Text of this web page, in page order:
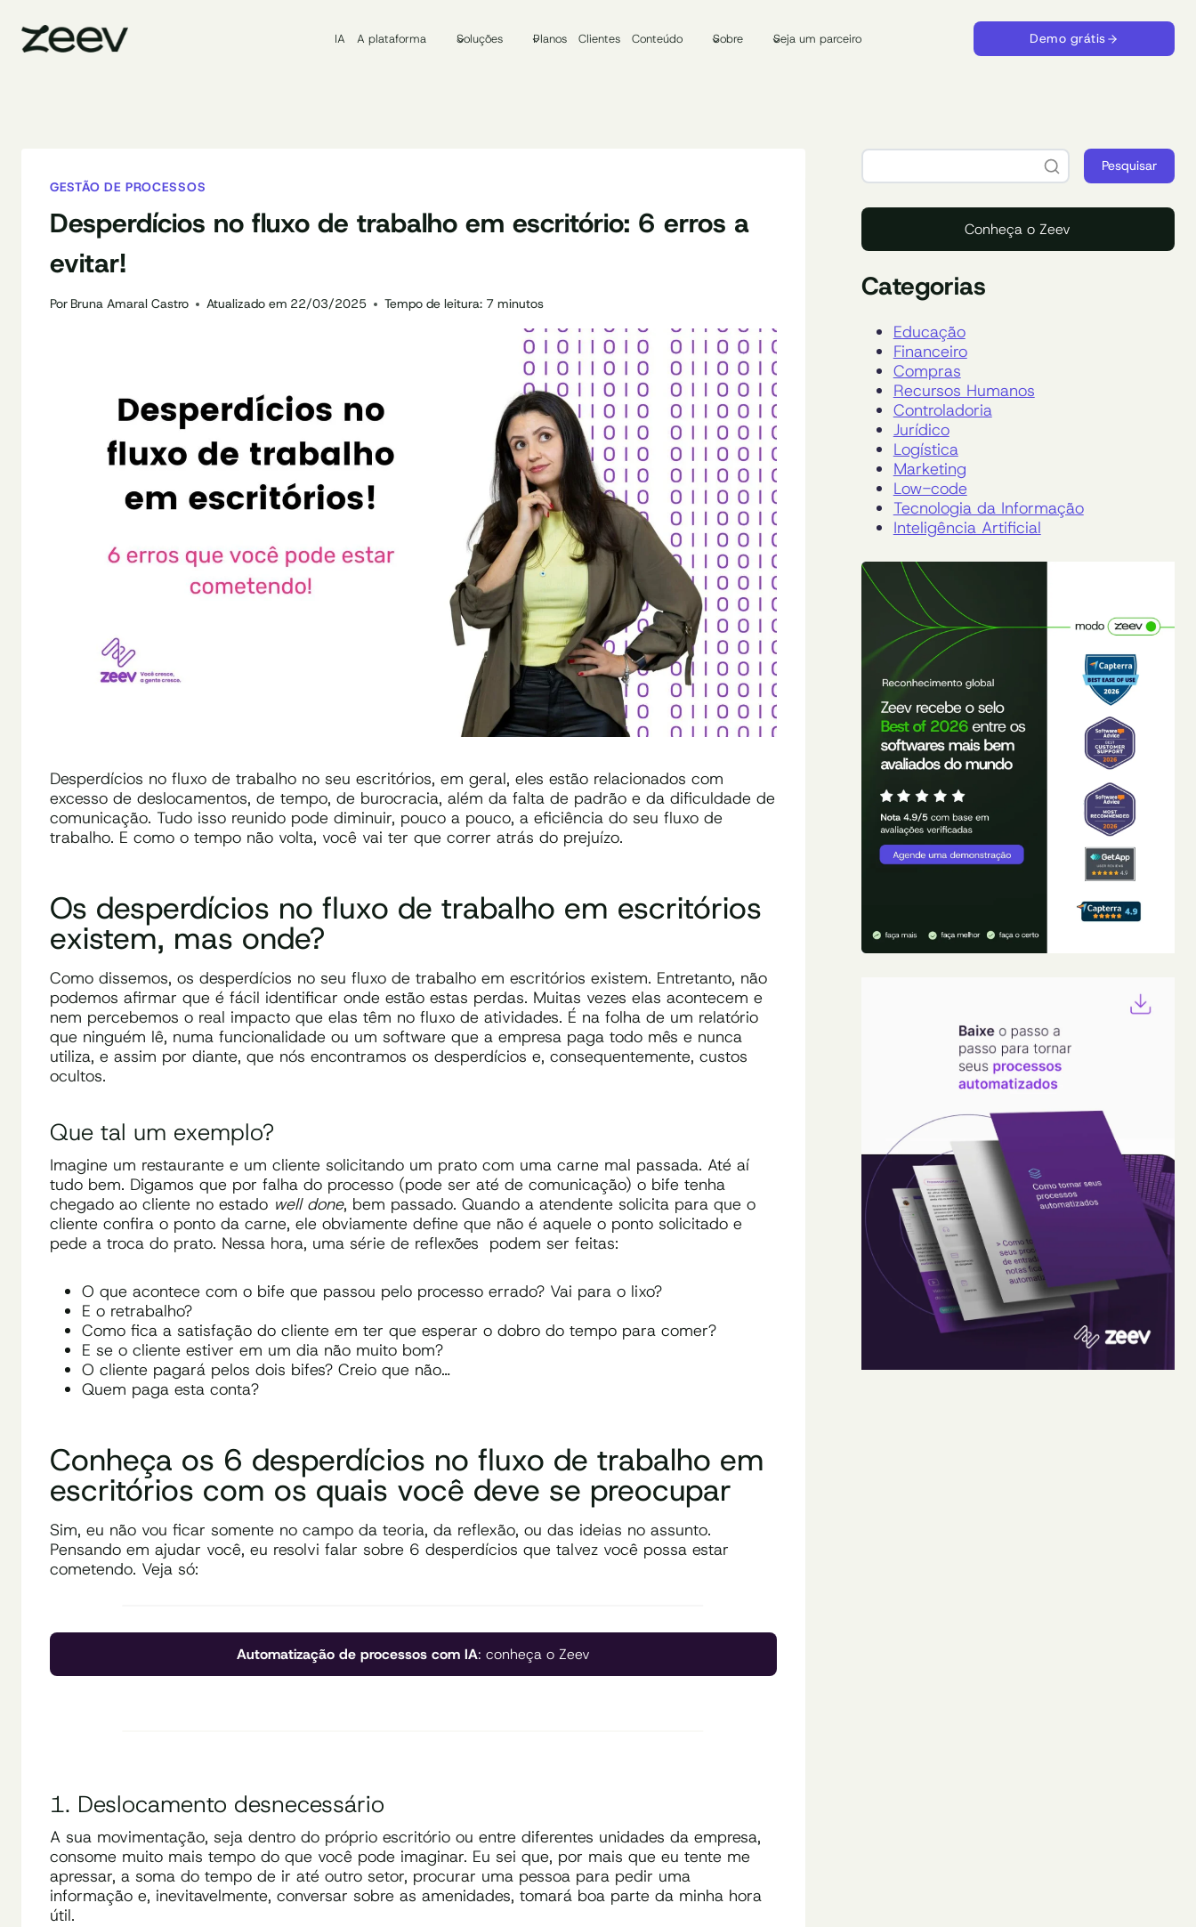
para
IA A plataforma Soluções Planos Clientes Conteúdo Sobre Seja um parceiro Demo grátis
GESTÃO DE PROCESSOS
Desperdícios no fluxo de trabalho em escritório: 6 erros a
evitar!
Por Bruna Amaral Castro Atualizado em 22/03/2025 Tempo de leitura: 7minutos
Desperdícios no fluxo de trabalho no seu escritórios, em geral, eles estão relacionados com
excesso de deslocamentos, de tempo, de burocracia, além da falta de padrão e da dificuldade de
comunicação. Tudo isso reunido pode diminuir, pouco a pouco, a eficiência do seu fluxo de
trabalho. E como o tempo não volta, você vai ter que correr atrás do prejuízo.
Os desperdícios no fluxo de trabalho em escritórios
existem, mas onde?
Como dissemos, os desperdícios no seu fluxo de trabalho em escritórios existem. Entretanto, não
podemos afirmar que é fácil identificar onde estão estas perdas. Muitas vezes elas acontecem e
nem percebemos o real impacto que elas têm no fluxo de atividades. É na folha de um relatório
que ninguém lê, numa funcionalidade ou um software que a empresa paga todo mês e nunca
utiliza, e assim por diante, que nós encontramos os desperdícios e, consequentemente, custos
ocultos.
Que tal um exemplo?
Imagine um restaurante e um cliente solicitando um prato com uma carne mal passada. Até aí
tudo bem. Digamos que por falha do processo (pode ser até de comunicação) o bife tenha
chegado ao cliente no estado well done, bem passado. Quando a atendente solicita para que o
cliente confira o ponto da carne, ele obviamente define que não é aquele o ponto solicitado e
pede a troca do prato. Nessa hora, uma série de reflexões podem ser feitas:
O que acontece com o bife que passou pelo processo errado? Vai para o lixo?
E o retrabalho?
Como fica a satisfação do cliente em ter que esperar o dobro do tempo para comer?
E se o cliente estiver em um dia não muito bom?
O cliente pagará pelos dois bifes? Creio que não…
Quem paga esta conta?
Conheça os 6 desperdícios no fluxo de trabalho em
escritórios com os quais você deve se preocupar
Sim, eu não vou ficar somente no campo da teoria, da reflexão, ou das ideias no assunto.
Pensando em ajudar você, eu resolvi falar sobre 6 desperdícios que talvez você possa estar
cometendo. Veja só:
Automatização de processos com IA: conheça o Zeev
1. Deslocamento desnecessário
A sua movimentação, seja dentro do próprio escritório ou entre diferentes unidades da empresa,
consome muito mais tempo do que você pode imaginar. Eu sei que, por mais que eu tente me
apressar, a soma do tempo de ir até outro setor, procurar uma pessoa para pedir uma
informação e, inevitavelmente, conversar sobre as amenidades, tomará boa parte da minha hora
útil.
Pesquisar
Conheça o Zeev
Categorias
Educação
Financeiro
Compras
Recursos Humanos
Controladoria
Jurídico
Logística
Marketing
Low-code
Tecnologia da Informação
Inteligência Artificial